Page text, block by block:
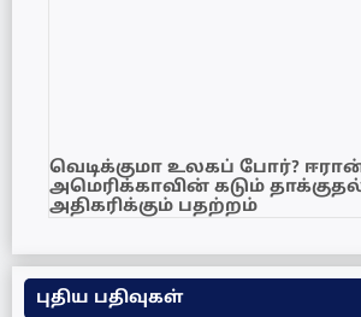
வெடிக்குமா உலகப் போர்?
அமெரிக்காவின் கடும்
அதிகரிக்கும் பதற்றம்
புதிய பதிவுகள்